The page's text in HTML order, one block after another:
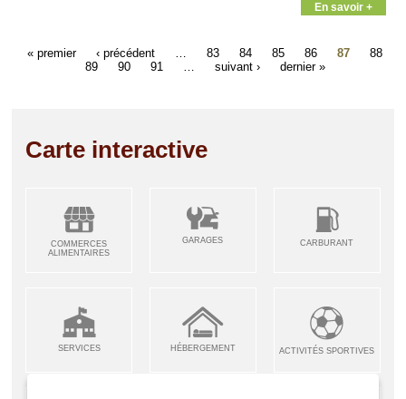
En savoir +
« premier ‹ précédent 83 84 85 86 87
88
89
90 91 suivant › dernier »
Carte interactive
COMMERCES
ALIMENTAIRES
GARAGES CARBURANT
SERVICES HÉBERGEMENT ACTIVITÉS SPORTIVES